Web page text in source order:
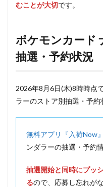
むことが大切です。
ポケモンカード
抽選・予約状況
2026年8月6日(木)8時時点
ラーのストア別抽選・予約
無料アプリ『入荷Now』
ンダラーの抽選・予約
抽選開始と同時にプッ
るので、応募し忘れが